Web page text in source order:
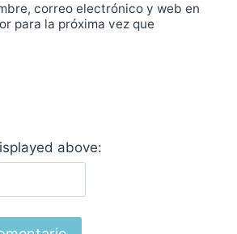
correo electrónico y web en
para la próxima vez que
above: